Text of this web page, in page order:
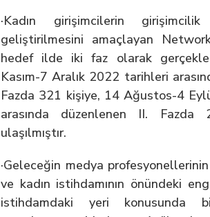
·Kadın girişimcilerin girişimcilik
geliştirilmesini amaçlayan
hedef ilde iki faz olarak
Kasım-7 Aralık 2022 tarihleri
Fazda 321 kişiye, 14 Ağustos-4
arasında düzenlenen II. Fazda
ulaşılmıştır.
·Geleceğin medya
ve kadın istihdamının önündeki
istihdamdaki yeri konusunda